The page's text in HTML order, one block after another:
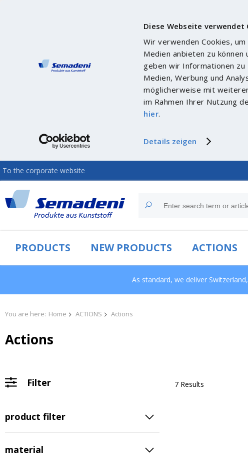
Diese Webseite verwendet
Wir verwenden Cookies,
Medien anbieten zu
geben wir Informationen
Medien, Werbung und
möglicherweise mit
im Rahmen Ihrer Nutzung
hier.
Details zeigen
To the corporate website
PRODUCTS NEW PRODUCTS ACTIONS
As standard, we deliver
You are here: Home ACTIONS Actions
Actions
Filter
product filter
material
7 Results